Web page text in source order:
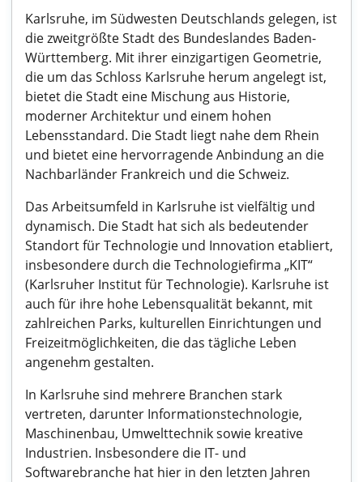
Karlsruhe, im Südwesten Deutschlands gelegen, ist
die zweitgrößte Stadt des Bundeslandes Baden-
Württemberg. Mit ihrer einzigartigen Geometrie,
die um das Schloss Karlsruhe herum angelegt ist,
bietet die Stadt eine Mischung aus Historie,
moderner Architektur und einem hohen
Lebensstandard. Die Stadt liegt nahe dem Rhein
und bietet eine hervorragende Anbindung an die
Nachbarländer Frankreich und die Schweiz.
Das Arbeitsumfeld in Karlsruhe ist vielfältig und
dynamisch. Die Stadt hat sich als bedeutender
Standort für Technologie und Innovation etabliert,
insbesondere durch die Technologiefirma „KIT“
(Karlsruher Institut für Technologie). Karlsruhe ist
auch für ihre hohe Lebensqualität bekannt, mit
zahlreichen Parks, kulturellen Einrichtungen und
Freizeitmöglichkeiten, die das tägliche Leben
angenehm gestalten.
In Karlsruhe sind mehrere Branchen stark
vertreten, darunter Informationstechnologie,
Maschinenbau, Umwelttechnik sowie kreative
Industrien. Insbesondere die IT- und
Softwarebranche hat hier in den letzten Jahren